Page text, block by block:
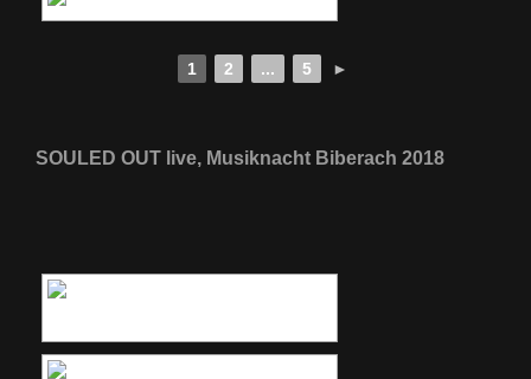
1 2 ... 5 ►
SOULED OUT live, Musiknacht Biberach 2018